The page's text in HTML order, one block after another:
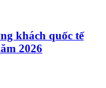
khách quốc tế
2026